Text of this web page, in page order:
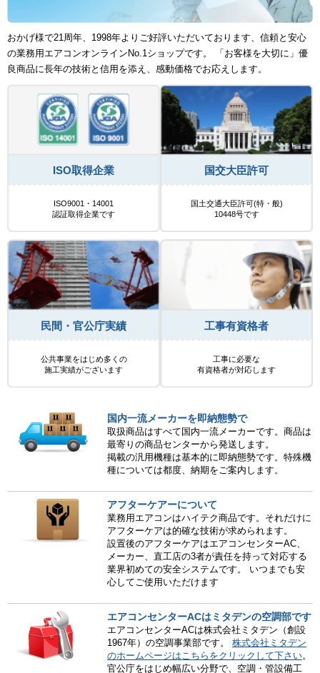
おかげ様で21周年、1998年よりご好評いただいております、信頼と安心
の業務用エアコンオンラインNo.1ショップです。 「お客様を大切に」優
良商品に長年の技術と信用を添え、感動価格でお応えします。
ISO取得企業
ISO9001・14001
認証取得企業です
国交大臣許可
国土交通大臣許可(特・般)
10448号です
民間・官公庁実績
公共事業をはじめ多くの
施工実績がございます
工事有資格者
工事に必要な
有資格者が対応します
国内一流メーカーを即納態勢で
取扱商品はすべて国内一流メーカーです。商品は
最寄りの商品センターから発送します。
掲載の汎用機種は基本的に即納態勢です。特殊機
種については都度、納期をご案内します。
アフターケアーについて
業務用エアコンはハイテク商品です。それだけに
アフターケアは的確な技術が求められます。
設置後のアフターケアはエアコンセンターAC、
メーカー、直工店の3者が責任を持って対応する
業界初めての安全システムです。 いつまでも安
心してご使用いただけます
エアコンセンターACはミタデンの空調部です
エアコンセンターACは株式会社ミタデン（創設
1967年）の空調事業部です。 株式会社ミタデン
のホームページはこちらをクリックして下さい。
官公庁をはじめ幅広い分野で、空調・管設備工